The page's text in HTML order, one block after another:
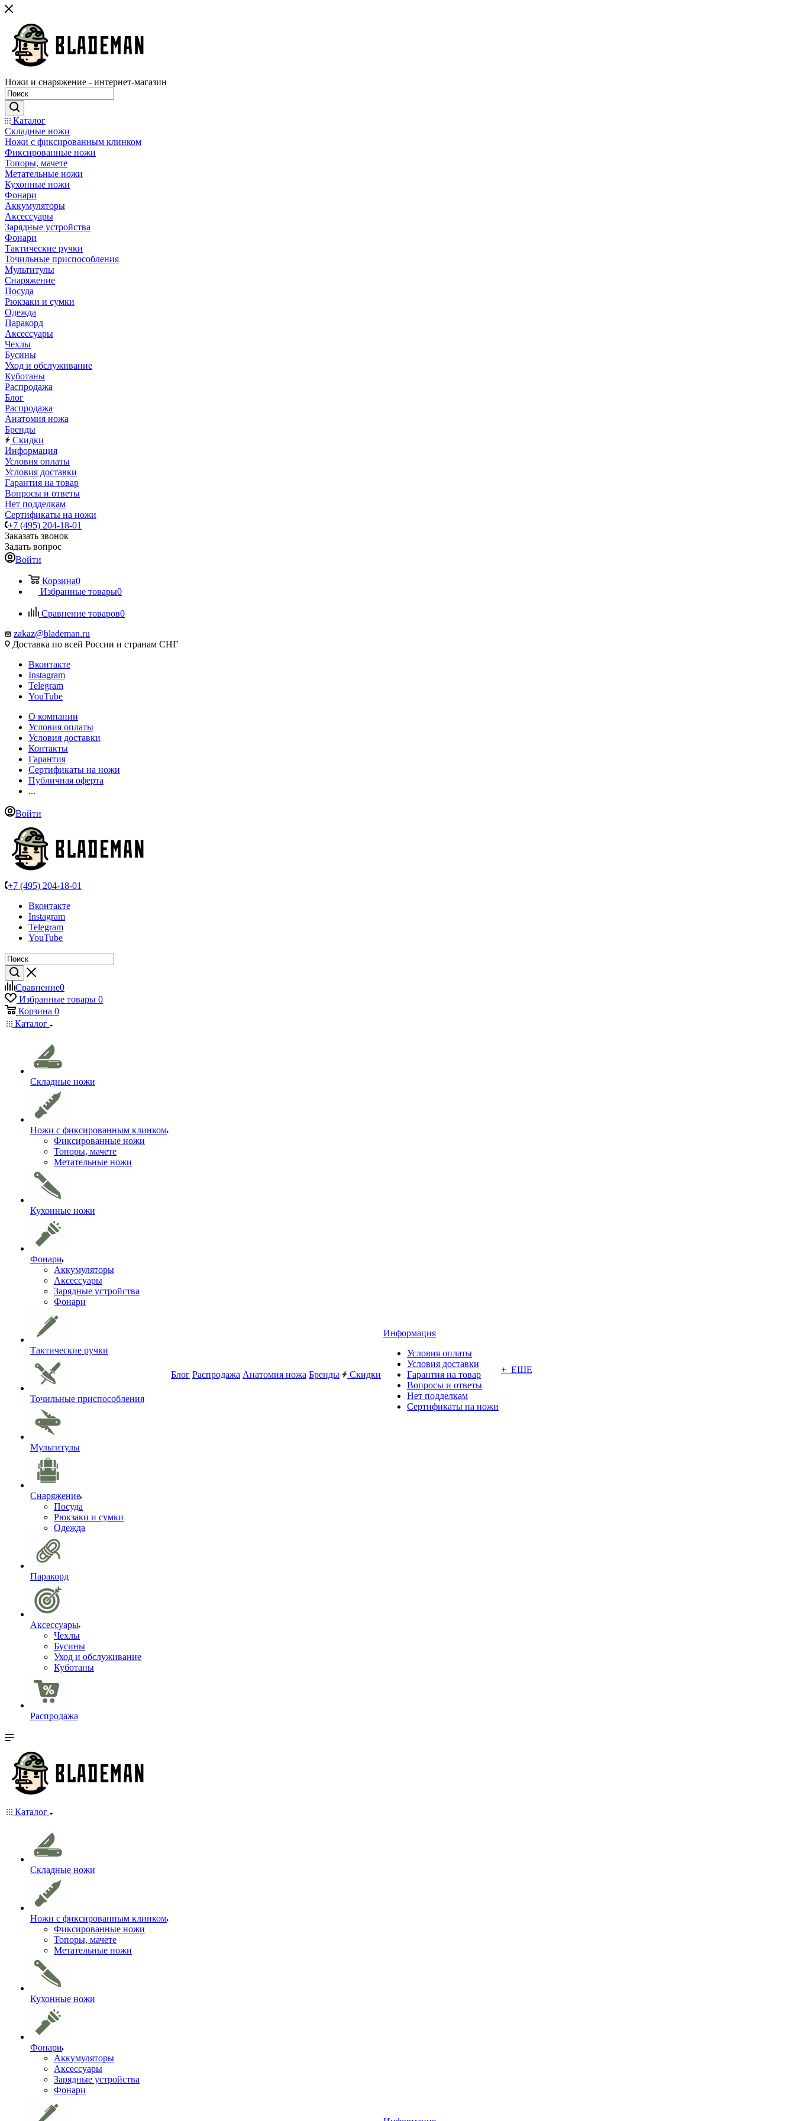
Ножи и снаряжение - интернет-магазин
Каталог
Складные ножи
Ножи с фиксированным клинком
Фиксированные ножи
Топоры, мачете
Метательные ножи
Кухонные ножи
Фонари
Аккумуляторы
Аксессуары
Зарядные устройства
Фонари
Тактические ручки
Точильные приспособления
Мультитулы
Снаряжение
Посуда
Рюкзаки и сумки
Одежда
Паракорд
Аксессуары
Чехлы
Бусины
Уход и обслуживание
Куботаны
Распродажа
Блог
Распродажа
Анатомия ножа
Бренды
Скидки
Информация
Условия оплаты
Условия доставки
Гарантия на товар
Вопросы и ответы
Нет подделкам
Сертификаты на ножи
+7 (495) 204-18-01
Заказать звонок
Задать вопрос
Войти
Корзина0
Избранные товары0
Сравнение товаров0
zakaz@blademan.ru
Доставка по всей России и странам СНГ
Вконтакте
Instagram
Telegram
YouTube
О компании
Условия оплаты
Условия доставки
Контакты
Гарантия
Сертификаты на ножи
Публичная оферта
...
Войти
+7 (495) 204-18-01
Вконтакте
Instagram
Telegram
YouTube
Сравнение0
Избранные товары 0
Корзина 0
Каталог
Складные ножи
Ножи с фиксированным клинком
Фиксированные ножи
Топоры, мачете
Метательные ножи
Кухонные ножи
Фонари
Аккумуляторы
Аксессуары
Зарядные устройства
Фонари
Тактические ручки
Точильные приспособления
Мультитулы
Снаряжение
Посуда
Рюкзаки и сумки
Одежда
Паракорд
Аксессуары
Чехлы
Бусины
Уход и обслуживание
Куботаны
Распродажа
Блог Распродажа Анатомия ножа Бренды Скидки
Информация
Условия оплаты
Условия доставки
Гарантия на товар
Вопросы и ответы
Нет подделкам
Сертификаты на ножи
+ ЕЩЕ
Каталог
Складные ножи
Ножи с фиксированным клинком
Фиксированные ножи
Топоры, мачете
Метательные ножи
Кухонные ножи
Фонари
Аккумуляторы
Аксессуары
Зарядные устройства
Фонари